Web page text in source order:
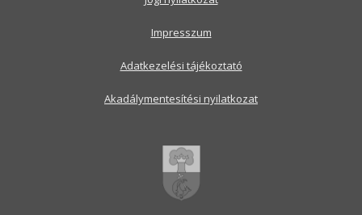
Impresszum
Adatkezelési tájékoztató
Akadálymentesítési nyilatkozat